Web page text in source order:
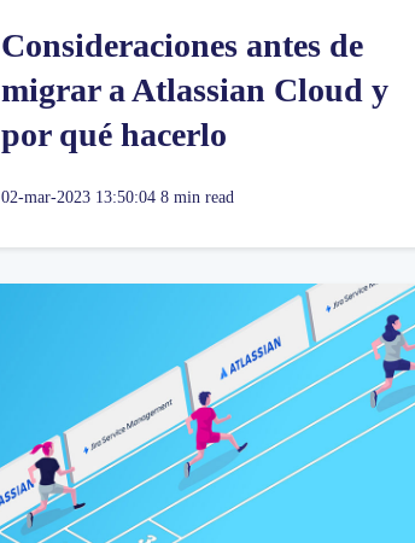
Consideraciones antes de
migrar a Atlassian Cloud y
por qué hacerlo
02-mar-2023 13:50:04 8 min read